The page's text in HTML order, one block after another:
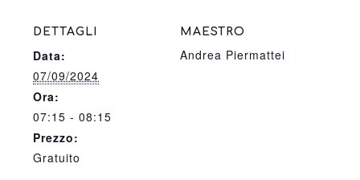
DETTAGLI
Data:
07/09/2024
Ora:
07:15 - 08:15
Prezzo:
Gratuito
MAESTRO
Andrea Piermattei